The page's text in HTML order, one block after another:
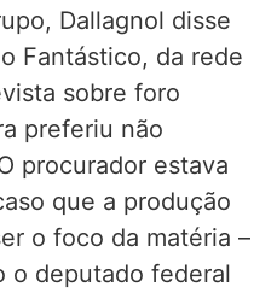
Dallagnol disse
Fantástico, da rede
sobre foro
preferiu não
procurador estava
que a produção
o foco da matéria –
o deputado federal